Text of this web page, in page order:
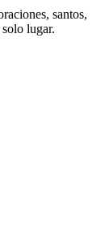
santos,
lugar.